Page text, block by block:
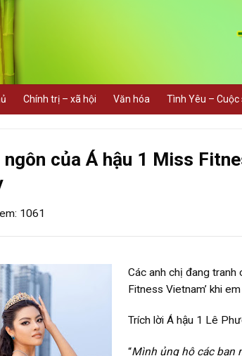
Chính trị – xã hội Văn hóa Tình Yêu – Cuộc
ngôn của Á hậu 1 Miss
1061
Các anh chị đang tranh
Fitness Vietnam’ khi
Trích lời Á hậu 1 Lê
“Mình ủng hộ các bạn